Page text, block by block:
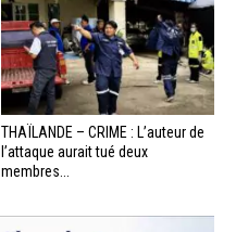
THAÏLANDE – CRIME : L’auteur de
l’attaque aurait tué deux
membres...